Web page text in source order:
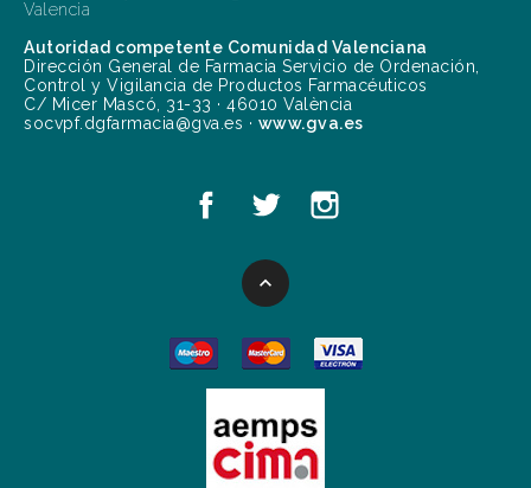
Valencia
Autoridad competente Comunidad Valenciana
Dirección General de Farmacia Servicio de Ordenación,
Control y Vigilancia de Productos Farmacéuticos
C/ Micer Mascó, 31-33 · 46010 València
socvpf.dgfarmacia@gva.es · www.gva.es
